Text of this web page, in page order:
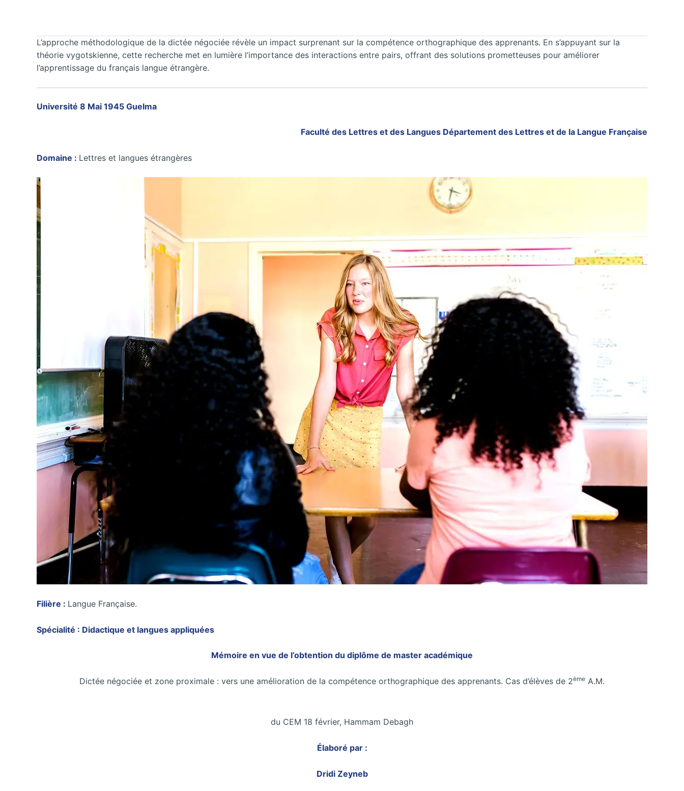
L’approche méthodologique de la dictée négociée révèle un impact surprenant sur la compétence orthographique des apprenants. En s’appuyant sur la
théorie vygotskienne, cette recherche met en lumière l’importance des interactions entre pairs, offrant des solutions prometteuses pour améliorer
l’apprentissage du français langue étrangère.
Université 8 Mai 1945 Guelma
Faculté des Lettres et des Langues Département des Lettres et de la Langue Française
Domaine : Lettres et langues étrangères
Filière : Langue Française.
Spécialité : Didactique et langues appliquées
Mémoire en vue de l’obtention du diplôme de master académique
Dictée négociée et zone proximale : vers une amélioration de la compétence orthographique des apprenants. Cas d’élèves de 2ème A.M.
du CEM 18 février, Hammam Debagh
Élaboré par :
Dridi Zeyneb